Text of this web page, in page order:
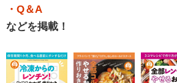
・Q＆A
などを掲載！